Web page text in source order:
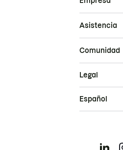
Asistencia
Comunidad
Legal
Español